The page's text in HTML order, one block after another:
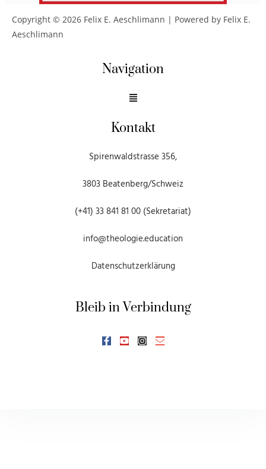
Copyright © 2026 Felix E. Aeschlimann | Powered by Felix E.
Aeschlimann
Navigation
Kontakt
Spirenwaldstrasse 356,
3803 Beatenberg/Schweiz
(+41) 33 841 81 00 (Sekretariat)
info@theologie.education
Datenschutzerklärung
Bleib in Verbindung